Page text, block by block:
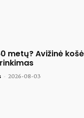
metų? Avižinė
- 2026-08-03